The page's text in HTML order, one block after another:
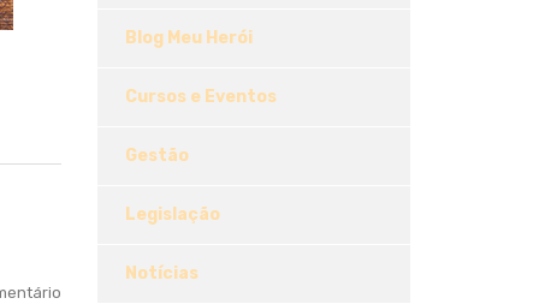
Blog Meu Herói
Cursos e Eventos
Gestão
Legislação
Notícias